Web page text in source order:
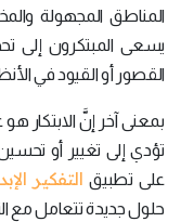
المناطق المجهولة
يسعى المبتكرون إلى
القصور أو القيود في
بمعنى آخر إنَّ الابتكار
تؤدي إلى تغيير أو
على تطبيقالتفكير
حلول جديدة تتعامل مع